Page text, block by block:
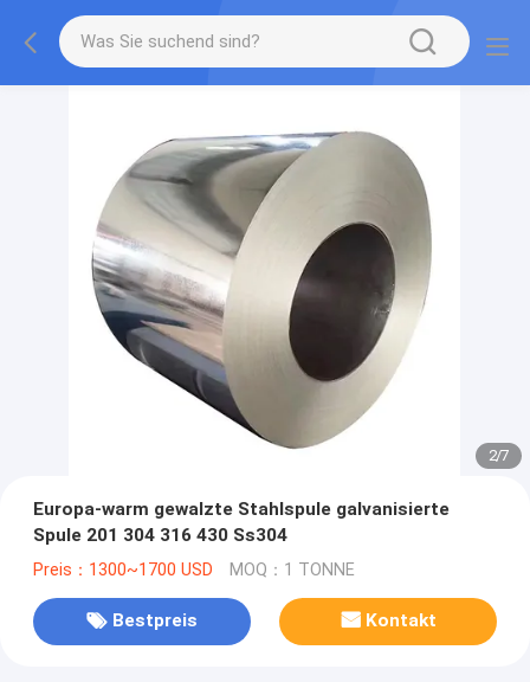
2/7
Europa-warm gewalzte Stahlspule galvanisierte
Spule 201 304 316 430 Ss304
Preis：1300~1700 USD MOQ：1 TONNE
Bestpreis Kontakt